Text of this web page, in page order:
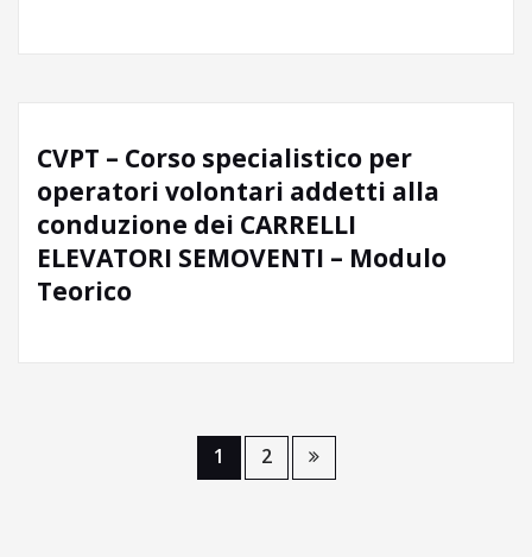
CVPT – Corso specialistico per
operatori volontari addetti alla
conduzione dei CARRELLI
ELEVATORI SEMOVENTI – Modulo
Teorico
1 2